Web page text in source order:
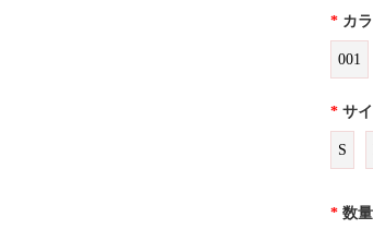
* カ
001
* サ
S
* 数量